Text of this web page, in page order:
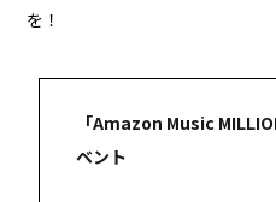
を！
「Amazon Music
ベント